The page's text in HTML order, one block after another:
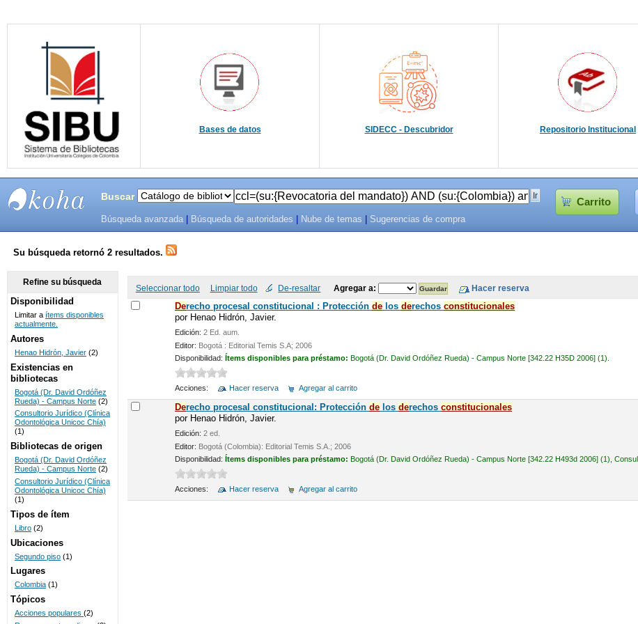
Bases de datos SIDECC - Descubridor Repositorio Institucional
SISTEMAS
DE
BIBLIOTECAS
UNICOC
Buscar Carrito
Búsqueda avanzada Búsqueda de autoridades Nube de temas Sugerencias de compra
Su búsqueda retornó 2 resultados.
Seleccionar todo Limpiar todo De-resaltar Agregar a:
Derecho procesal constitucional : Protección delos derechos constitucionales
por Henao Hidrón, Javier.
Edición: 2 Ed. aum.
Editor: Bogotá : Editorial Temis S.A; 2006
Disponibilidad: Ítems disponibles para préstamo: Bogotá (Dr. David Ordóñez Rueda) - Campus Norte [342.22 H35D 2006] (1).
Acciones: Hacer reserva Agregar al carrito
Derecho procesal constitucional: Protección delos derechos constitucionales
por Henao Hidrón, Javier.
Edición: 2 ed.
Editor: Bogotá (Colombia): Editorial Temis S.A.; 2006
Disponibilidad: Ítems disponibles para préstamo: Bogotá (Dr. David Ordóñez Rueda) - Campus Norte [342.22 H493d 2006] (1),
Acciones: Hacer reserva Agregar al carrito
Refine su búsqueda
Disponibilidad
Limitar a ítems disponibles
actualmente.
Autores
Henao Hidrón, Javier (2)
Existencias en
bibliotecas
Bogotá (Dr. David Ordóñez
Rueda) - Campus Norte (2)
Consultorio Jurídico (Clínica
Odontológica Unicoc Chía)
(1)
Bibliotecas de origen
Bogotá (Dr. David Ordóñez
Rueda) - Campus Norte (2)
Consultorio Jurídico (Clínica
Odontológica Unicoc Chía)
(1)
Tipos de ítem
Libro (2)
Ubicaciones
Segundo piso (1)
Lugares
Colombia (1)
Tópicos
Acciones populares (2)